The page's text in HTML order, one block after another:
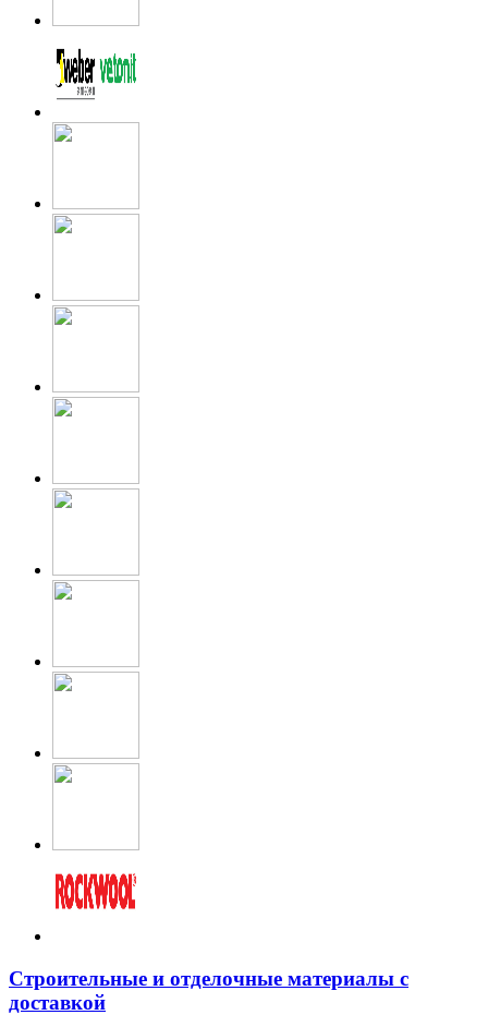
Строительные и отделочные материалы с
доставкой